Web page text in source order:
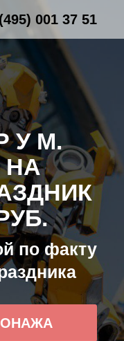
001 37 51
У М.
НА
по факту